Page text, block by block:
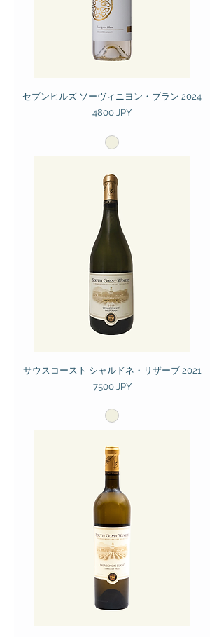
セブンヒルズ ソーヴィニヨン・ブラン 2024
Prezzo
4800 JPY
サウスコースト シャルドネ・リザーブ 2021
Prezzo
7500 JPY